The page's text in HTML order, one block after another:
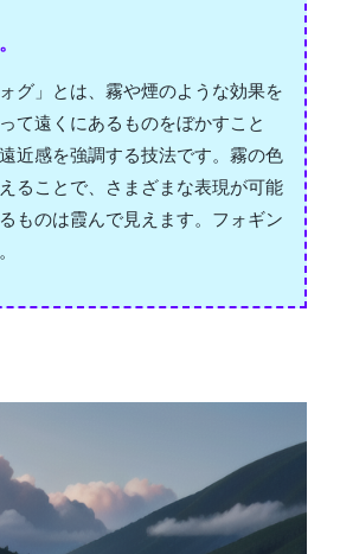
グ」とは、霧や煙のような効果を
て遠くにあるものをぼかすこと
近感を強調する技法です。霧の色
ることで、さまざまな表現が可能
ものは霞んで見えます。フォギン